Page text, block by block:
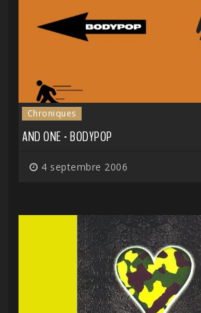
Chroniques
AND ONE - BODYPOP
4 septembre 2006